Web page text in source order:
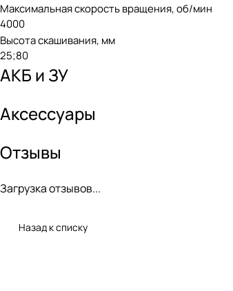
Максимальная скорость вращения, об/мин
4000
Высота скашивания, мм
25;80
АКБ и ЗУ
Аксессуары
Отзывы
Загрузка отзывов...
Назад к списку